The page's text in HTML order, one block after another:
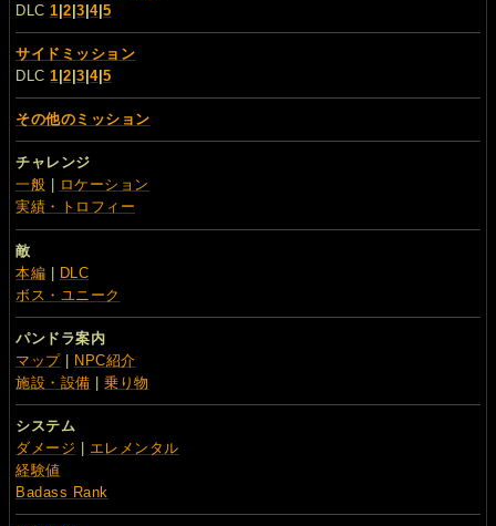
DLC1 |2 |3 |4|5
サイドミッション
DLC1 |2 |3 |4|5
その他のミッション
チャレンジ
一般
ロケーション
実績・トロフィー
敵
本編 | DLC
ボス・ユニーク
パンドラ案内
マップ|
NPC紹介
施設・設備 |乗り物
システム
ダメージ
エレメンタル
経験値
Badass Rank